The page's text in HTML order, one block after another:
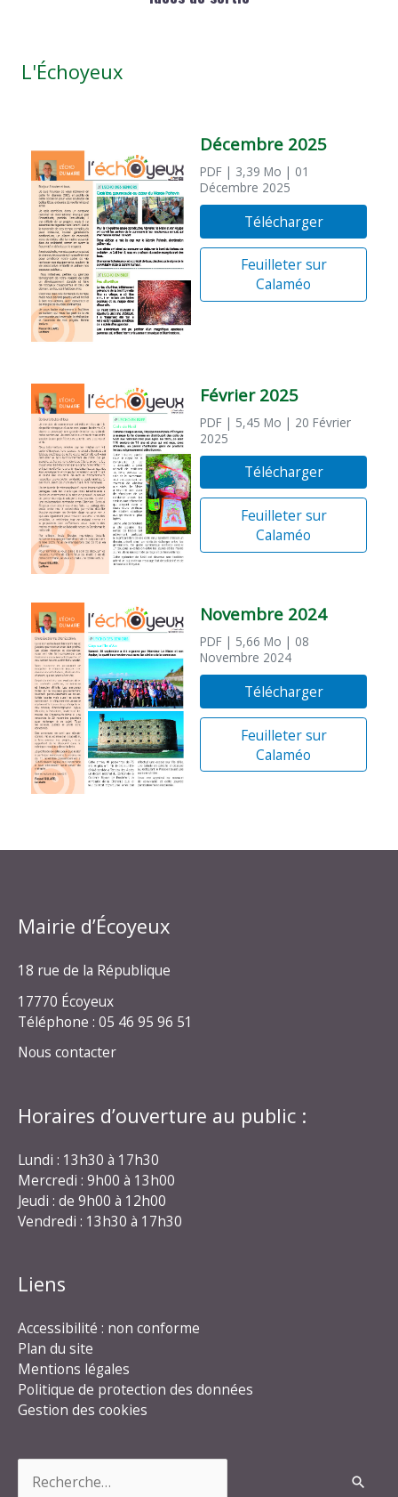
L'Échoyeux
Décembre 2025
PDF | 3,39 Mo | 01
Décembre 2025
Télécharger
Feuilleter sur
Calaméo
Février 2025
PDF | 5,45 Mo | 20 Février
2025
Télécharger
Feuilleter sur
Calaméo
Novembre 2024
PDF | 5,66 Mo | 08
Novembre 2024
Télécharger
Feuilleter sur
Calaméo
Mairie d’Écoyeux
18 rue de la République
17770 Écoyeux
Téléphone : 05 46 95 96 51
Nous contacter
Horaires d’ouverture au public :
Lundi : 13h30 à 17h30
Mercredi : 9h00 à 13h00
Jeudi : de 9h00 à 12h00
Vendredi : 13h30 à 17h30
Liens
Accessibilité : non conforme
Plan du site
Mentions légales
Politique de protection des données
Gestion des cookies